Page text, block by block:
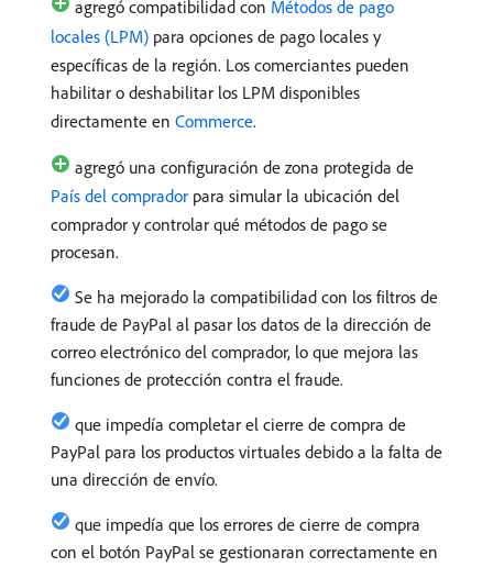
agregó compatibilidad con Métodos de pago
locales (LPM) para opciones de pago locales y
específicas de la región. Los comerciantes pueden
habilitar o deshabilitar los LPM disponibles
directamente en Commerce.
agregó una configuración de zona protegida de
País del comprador para simular la ubicación del
comprador y controlar qué métodos de pago se
procesan.
Se ha mejorado la compatibilidad con los filtros de
fraude de PayPal al pasar los datos de la dirección de
correo electrónico del comprador, lo que mejora las
funciones de protección contra el fraude.
que impedía completar el cierre de compra de
PayPal para los productos virtuales debido a la falta de
una dirección de envío.
que impedía que los errores de cierre de compra
con el botón PayPal se gestionaran correctamente en